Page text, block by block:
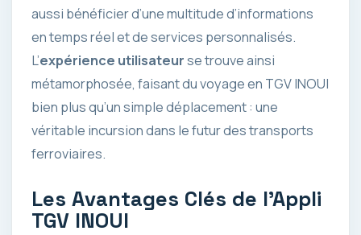
aussi bénéficier d’une multitude d’informations
en temps réel et de services personnalisés.
L’expérience utilisateurse trouve ainsi
métamorphosée, faisant du voyage en TGV INOUI
bien plus qu’un simple déplacement : une
véritable incursion dans le futur des transports
ferroviaires.
Les Avantages Clés de l’Appli
TGV INOUI